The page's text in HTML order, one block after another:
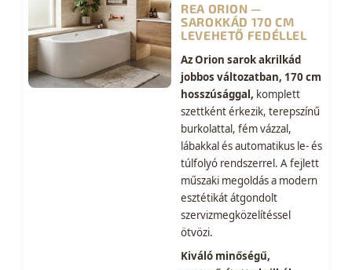
REA ORION —
SAROKKÁD 170 CM
LEVEHETŐ FEDÉLLEL
Az Orion sarok akrilkád
jobbos változatban, 170 cm
hosszúsággal, komplett
szettként érkezik, terepszínű
burkolattal, fém vázzal,
lábakkal és automatikus le- és
túlfolyó rendszerrel. A fejlett
műszaki megoldás a modern
esztétikát átgondolt
szervizmegközelítéssel
ötvözi.
Kiváló minőségű,